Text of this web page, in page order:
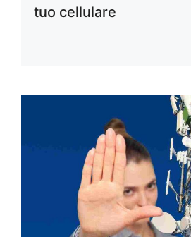
tuo cellulare